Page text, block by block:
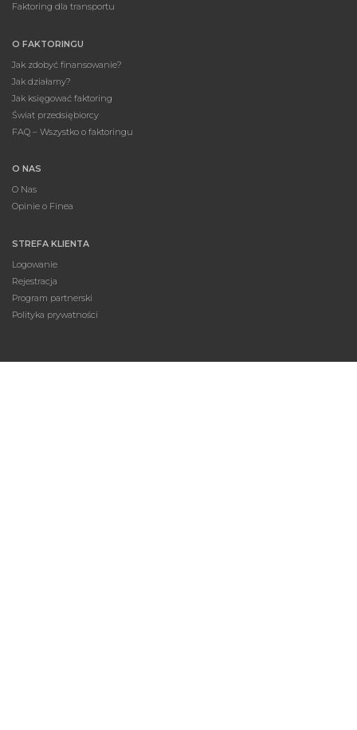
Faktoring dla transportu
O FAKTORINGU
Jak zdobyć finansowanie?
Jak działamy?
Jak księgować faktoring
Świat przedsiębiorcy
FAQ – Wszystko o faktoringu
O NAS
O Nas
Opinie o Finea
STREFA KLIENTA
Logowanie
Rejestracja
Program partnerski
Polityka prywatności